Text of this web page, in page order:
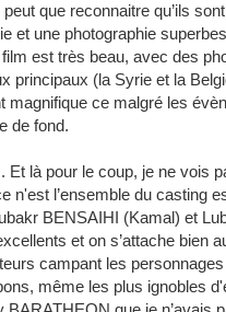
que reconnaitre qu’ils
et une photographie
film est très beau, avec des
principaux (la Syrie et la
magnifique ce malgré les
de fond.
Et là pour le coup, je ne vois
n'est l’ensemble du casting
BENSAIHI (Kamal) et
et on s’attache bien
campant les
même les plus ignobles